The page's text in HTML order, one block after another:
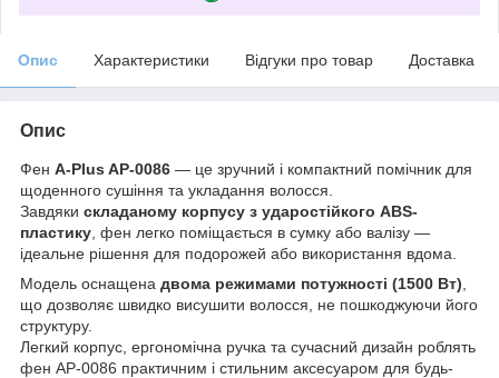
Опис Характеристики Відгуки про товар Доставка
Опис
Фен A-Plus AP-0086 — це зручний і компактний помічник для
щоденного сушіння та укладання волосся.
Завдяки складаному корпусу з ударостійкого ABS-
пластику , фен легко поміщається в сумку або валізу —
ідеальне рішення для подорожей або використання вдома.
Модель оснащена двома режимами потужності (1500 Вт)
що дозволяє швидко висушити волосся, не пошкоджуючи його
структуру.
Легкий корпус, ергономічна ручка та сучасний дизайн роблять
фен AP-0086 практичним і стильним аксесуаром для будь-